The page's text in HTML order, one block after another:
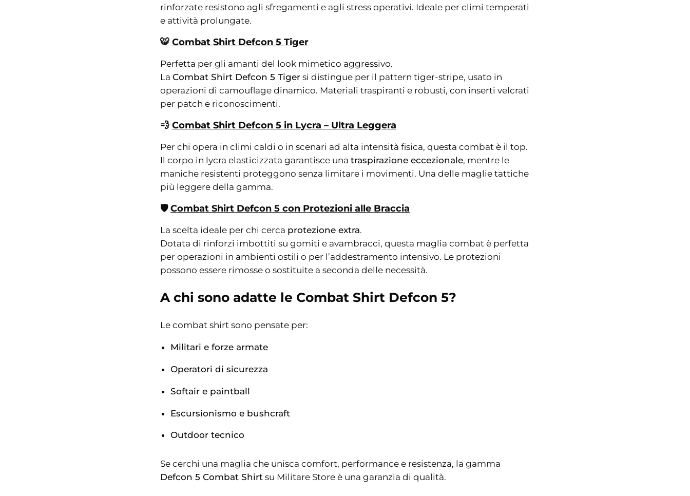
rinforzate resistono agli sfregamenti e agli stress operativi. Ideale per climi temperati
e attività prolungate.
🐯 Combat Shirt Defcon 5 Tiger
Perfetta per gli amanti del look mimetico aggressivo.
La Combat Shirt Defcon 5 Tiger si distingue per il pattern tiger-stripe, usato in
operazioni di camouflage dinamico. Materiali traspiranti e robusti, con inserti velcrati
per patch e riconoscimenti.
💨 Combat Shirt Defcon 5 in Lycra – Ultra Leggera
Per chi opera in climi caldi o in scenari ad alta intensità fisica, questa combat è il top.
Il corpo in lycra elasticizzata garantisce una traspirazione eccezionale, mentre le
maniche resistenti proteggono senza limitare i movimenti. Una delle maglie tattiche
più leggere della gamma.
🛡️Combat Shirt Defcon 5 con Protezioni alle Braccia
La scelta ideale per chi cerca protezione extra.
Dotata di rinforzi imbottiti su gomiti e avambracci, questa maglia combat è perfetta
per operazioni in ambienti ostili o per l’addestramento intensivo. Le protezioni
possono essere rimosse o sostituite a seconda delle necessità.
A chi sono adatte le Combat Shirt Defcon 5?
Le combat shirt sono pensate per:
Militari e forze armate
Operatori di sicurezza
Softair e paintball
Escursionismo e bushcraft
Outdoor tecnico
Se cerchi una maglia che unisca comfort, performance e resistenza, la gamma
Defcon 5 Combat Shirt su Militare Store è una garanzia di qualità.